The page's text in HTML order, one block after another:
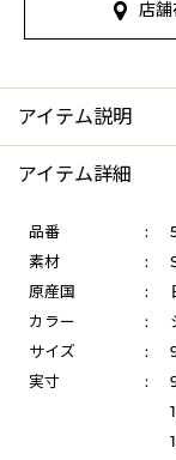
店
アイテム説明
アイテム詳細
品番 :
素材
:
原産国
:
カラー
:
サイズ
:
実寸
: